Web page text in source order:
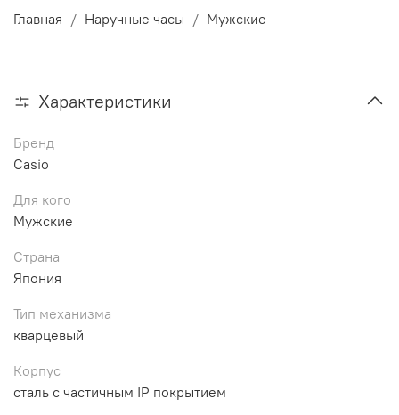
Главная Наручные часы Мужские
Характеристики
Бренд
Casio
Для кого
Мужские
Страна
Япония
Тип механизма
кварцевый
Корпус
сталь с частичным IP покрытием